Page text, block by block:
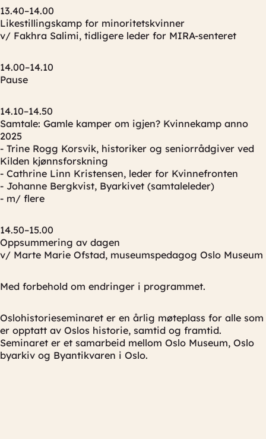
13.40–14.00
Likestillingskamp for minoritetskvinner
v/ Fakhra Salimi, tidligere leder for MIRA-senteret
14.00–14.10
Pause
14.10–14.50
Samtale: Gamle kamper om igjen? Kvinnekamp anno
2025
- Trine Rogg Korsvik, historiker og seniorrådgiver ved
Kilden kjønnsforskning
- Cathrine Linn Kristensen, leder for Kvinnefronten
- Johanne Bergkvist, Byarkivet (samtaleleder)
- m/ flere
14.50–15.00
Oppsummering av dagen
v/ Marte Marie Ofstad, museumspedagog Oslo Museum
Med forbehold om endringer i programmet.
Oslohistorieseminaret er en årlig møteplass for alle som
er opptatt av Oslos historie, samtid og framtid.
Seminaret er et samarbeid mellom Oslo Museum, Oslo
byarkiv og Byantikvaren i Oslo.